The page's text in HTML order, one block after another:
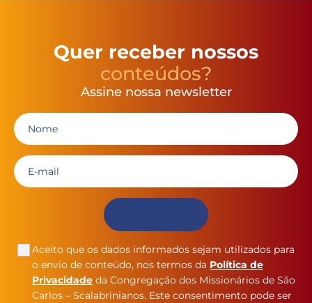
Quer receber nossos
conteúdos?
Assine nossa newsletter
Aceito que os dados informados sejam utilizados para
o envio de conteúdo, nos termos da Política de
Privacidade da Congregação dos Missionários de São
Carlos – Scalabrinianos. Este consentimento pode ser